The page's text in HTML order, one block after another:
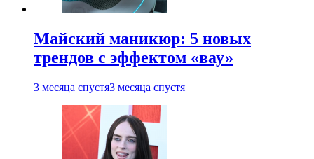
Майский маникюр: 5 новых
трендов с эффектом «вау»
3 месяца спустя3 месяца спустя